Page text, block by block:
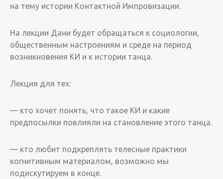
на тему истории Контактной Импровизации.
На лекции Дани будет обращаться к социологии,
общественным настроениям и среде на период
возникновения КИ и к истории танца.
Лекция для тех:
— кто хочет понять, что такое КИ и какие
предпосылки повлияли на становление этого танца.
— кто любит подкреплять телесные практики
когнитивным материалом, возможно мы
подискутируем в конце.